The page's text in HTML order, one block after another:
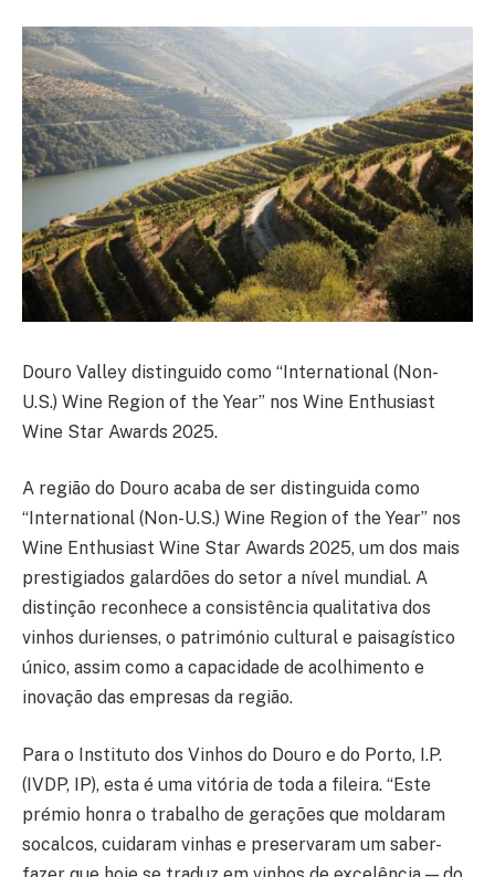
Douro Valley distinguido como “International (Non-
U.S.) Wine Region of the Year” nos Wine Enthusiast
Wine Star Awards 2025.
A região do Douro acaba de ser distinguida como
“International (Non-U.S.) Wine Region of the Year” nos
Wine Enthusiast Wine Star Awards 2025, um dos mais
prestigiados galardões do setor a nível mundial. A
distinção reconhece a consistência qualitativa dos
vinhos durienses, o património cultural e paisagístico
único, assim como a capacidade de acolhimento e
inovação das empresas da região.
Para o Instituto dos Vinhos do Douro e do Porto, I.P.
(IVDP, IP), esta é uma vitória de toda a fileira. “Este
prémio honra o trabalho de gerações que moldaram
socalcos, cuidaram vinhas e preservaram um saber-